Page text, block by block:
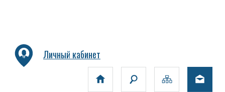
Личный кабинет